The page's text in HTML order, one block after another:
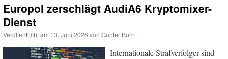
Europol zerschlägt AudiA6 Kryptomixer-
Dienst
Veröffentlicht am 13. Juni 2026 von Günter Born
Internationale Strafverfolger sind